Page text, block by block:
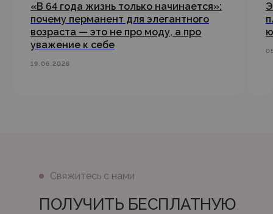
«В 64 года жизнь только начинается»:
почему перманент для элегантного
возраста — это не про моду, а про
уважение к себе
19.06.2026
ПОЛУЧИТЬ БЕСПЛАТНУЮ
Свяжитесь с нами